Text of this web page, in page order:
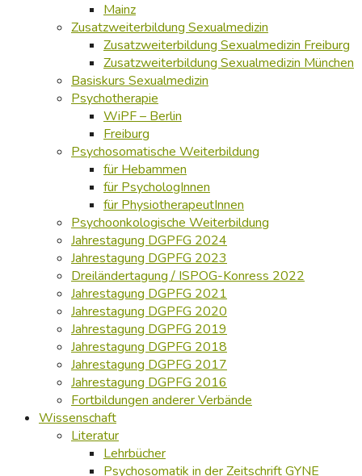
Mainz
Zusatzweiterbildung Sexualmedizin
Zusatzweiterbildung Sexualmedizin Freiburg
Zusatzweiterbildung Sexualmedizin München
Basiskurs Sexualmedizin
Psychotherapie
WiPF – Berlin
Freiburg
Psychosomatische Weiterbildung
für Hebammen
für PsychologInnen
für PhysiotherapeutInnen
Psychoonkologische Weiterbildung
Jahrestagung DGPFG 2024
Jahrestagung DGPFG 2023
Dreiländertagung / ISPOG-Konress 2022
Jahrestagung DGPFG 2021
Jahrestagung DGPFG 2020
Jahrestagung DGPFG 2019
Jahrestagung DGPFG 2018
Jahrestagung DGPFG 2017
Jahrestagung DGPFG 2016
Fortbildungen anderer Verbände
Wissenschaft
Literatur
Lehrbücher
Psychosomatik in der Zeitschrift GYNE